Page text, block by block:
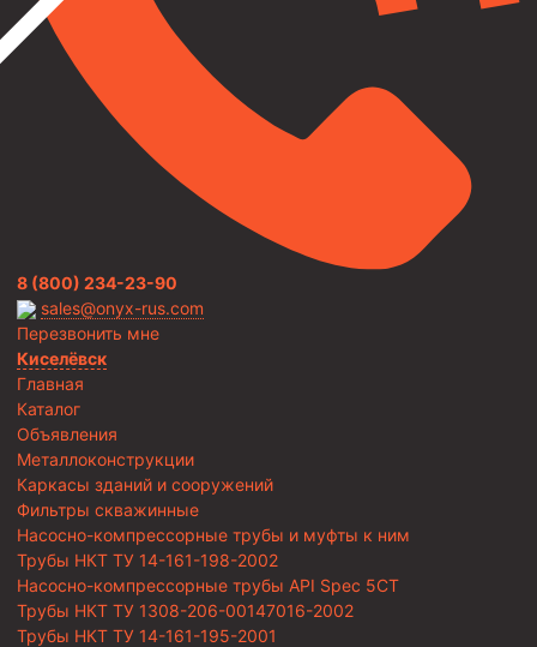
8 (800) 234-23-90
sales@onyx-rus.com
Перезвонить мне
Киселёвск
Главная
Каталог
Объявления
Металлоконструкции
Каркасы зданий и сооружений
Фильтры скважинные
Насосно-компрессорные трубы и муфты к ним
Трубы НКТ ТУ 14-161-198-2002
Насосно-компрессорные трубы API Spec 5CT
Трубы НКТ ТУ 1308-206-00147016-2002
Трубы НКТ ТУ 14-161-195-2001